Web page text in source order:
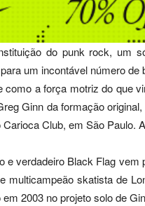
do punk rock, um
um incontável número
como a força motriz do que
Ginn da formação
Club, em São Paulo.
e verdadeiro Black Flag
multicampeão skatista de
2003 no projeto solo de